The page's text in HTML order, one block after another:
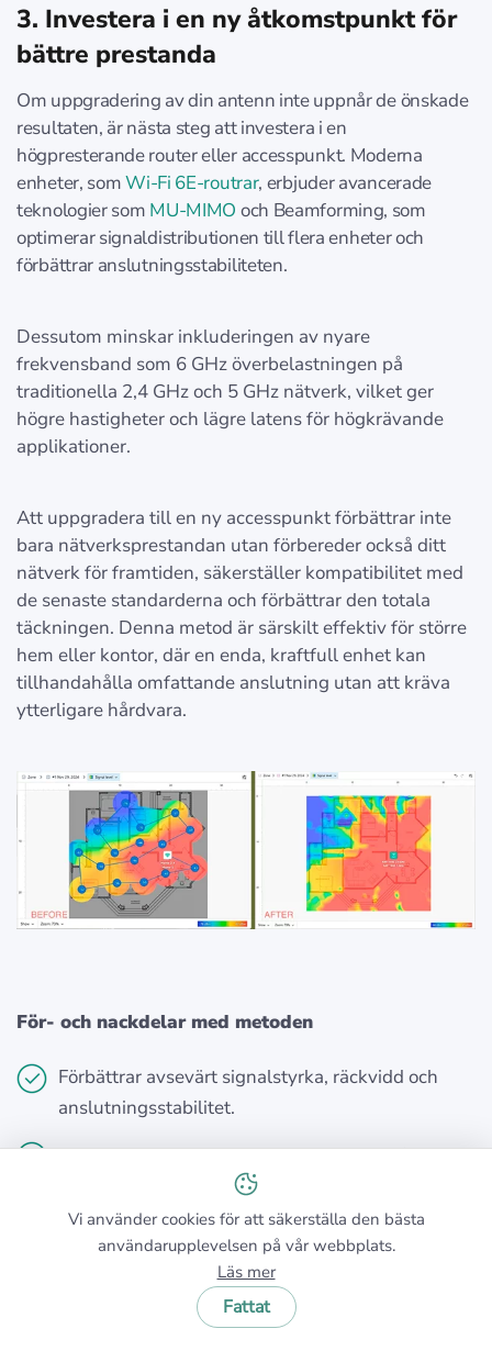
3. Investera i en ny åtkomstpunkt för
bättre prestanda
Om uppgradering av din antenn inte uppnår de önskade
resultaten, är nästa steg att investera i en
högpresterande router eller accesspunkt. Moderna
enheter, somWi-Fi 6E-routrar, erbjuder avancerade
teknologier som MU-MIMO och Beamforming, som
optimerar signaldistributionen till flera enheter och
förbättrar anslutningsstabiliteten.
Dessutom minskar inkluderingen av nyare
frekvensband som 6 GHz överbelastningen på
traditionella 2,4 GHz och 5 GHz nätverk, vilket ger
högre hastigheter och lägre latens för högkrävande
applikationer.
Att uppgradera till en ny accesspunkt förbättrar inte
bara nätverksprestandan utan förbereder också ditt
nätverk för framtiden, säkerställer kompatibilitet med
de senaste standarderna och förbättrar den totala
täckningen. Denna metod är särskilt effektiv för större
hem eller kontor, där en enda, kraftfull enhet kan
tillhandahålla omfattande anslutning utan att kräva
ytterligare hårdvara.
För- och nackdelar med metoden
Förbättrar avsevärt signalstyrka, räckvidd och
anslutningsstabilitet.
Minskar nätverksbelastningen med stöd för nyare
frekvensband (t.ex. 6 GHz).
Centraliserad nätverkshantering förenklar
enhetsanslutningen.
Högre initial kostnad jämfört med andra metoder
Vi använder cookies för att säkerställa den bästa
användarupplevelsen på vår webbplats.
Läs mer
Fattat